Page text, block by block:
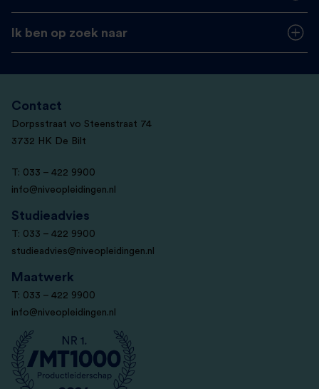
Ik ben op zoek naar
Contact
Dorpsstraat vo Steenstraat 74
3732 HK De Bilt
T: 033 – 422 9900
info@niveopleidingen.nl
Studieadvies
T: 033 – 422 9900
studieadvies@niveopleidingen.nl
Maatwerk
T: 033 – 422 9900
info@niveopleidingen.nl